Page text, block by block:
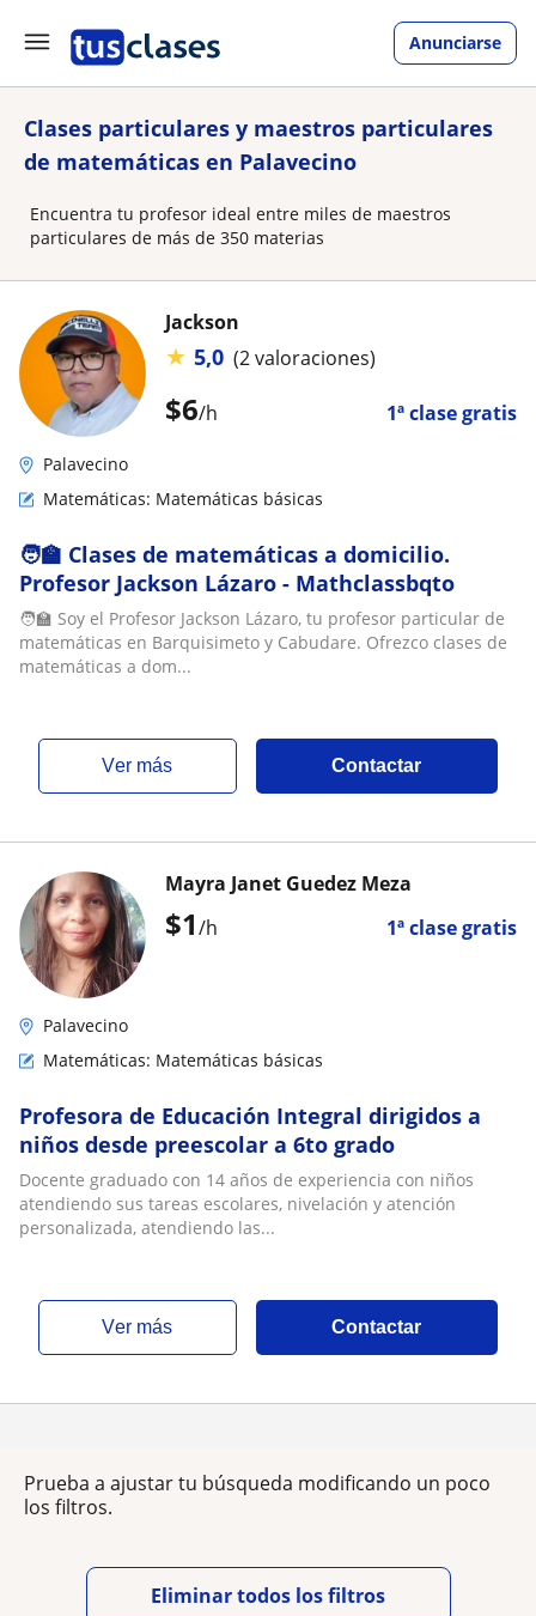
Anunciarse
Clases particulares y maestros particulares
de matemáticas en Palavecino
Encuentra tu profesor ideal entre miles de maestros
particulares de más de 350 materias
$6/h 1ª clase gratis
Jackson
★ 5,0 (2 valoraciones)
Palavecino
Matemáticas: Matemáticas básicas
🧑‍🏫 Clases de matemáticas a domicilio.
Profesor Jackson Lázaro - Mathclassbqto
🧑‍🏫 Soy el Profesor Jackson Lázaro, tu profesor particular de
matemáticas en Barquisimeto y Cabudare. Ofrezco clases de
matemáticas a dom...
ver más Contactar
$1/h 1ª clase gratis
Mayra Janet Guedez Meza
Palavecino
Matemáticas: Matemáticas básicas
Profesora de Educación Integral dirigidos a
niños desde preescolar a 6to grado
Docente graduado con 14 años de experiencia con niños
atendiendo sus tareas escolares, nivelación y atención
personalizada, atendiendo las...
ver más Contactar
Prueba a ajustar tu búsqueda modificando un poco
los filtros.
Eliminar todos los filtros